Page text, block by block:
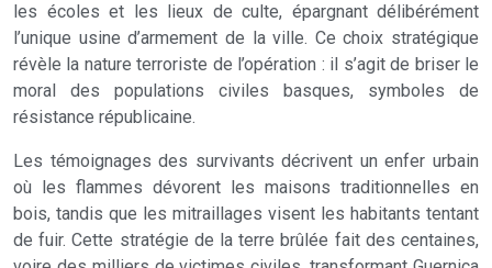
les écoles et les lieux de culte, épargnant délibérément
l’unique usine d’armement de la ville. Ce choix stratégique
révèle la nature terroriste de l’opération : il s’agit de briser le
moral des populations civiles basques, symboles de
résistance républicaine.
Les témoignages des survivants décrivent un enfer urbain
où les flammes dévorent les maisons traditionnelles en
bois, tandis que les mitraillages visent les habitants tentant
de fuir. Cette stratégie de la terre brûlée fait des centaines,